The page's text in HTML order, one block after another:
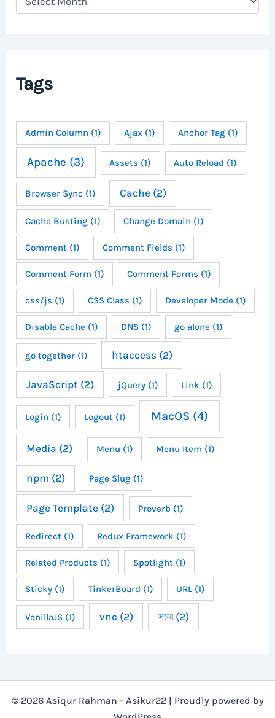
s
Tags
Admin Column (1) Ajax(1) Anchor Tag(1)
Apache (3) Assets (1) Auto Reload (1)
Browser Sync (1) Cache (2)
Cache Busting(1) Change Domain (1)
Comment(1) Comment Fields (1)
Comment Form (1) Comment Forms (1)
css/js (1) CSS Class (1) Developer Mode (1)
Disable Cache (1) DNS(1) go alone (1)
go together(1) htaccess (2)
JavaScript (2) jQuery(1) Link (1)
Login (1) Logout(1) MacOS (4)
Media (2) Menu (1) Menu Item (1)
npm (2) Page Slug(1)
Page Template (2) Proverb(1)
Redirect(1) Redux Framework (1)
Related Products (1) Spotlight(1)
Sticky(1) TinkerBoard (1) URL(1)
VanillaJS(1) vnc (2) সময়(2)
© 2026 Asiqur Rahman - Asikur22 | Proudly powered by